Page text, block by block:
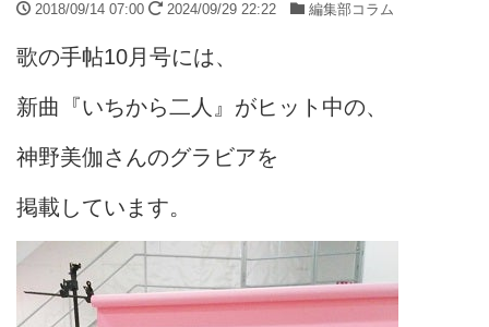
2018/09/14 07:00 2024/09/29 22:22 編集部コラム
歌の手帖10月号には、
新曲『いちから二人』がヒット中の、
神野美伽さんのグラビアを
掲載しています。